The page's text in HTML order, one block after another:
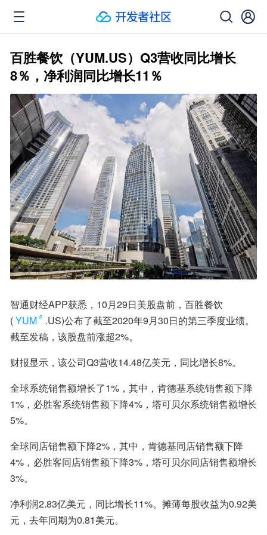
百胜餐饮（YUM.US）Q3营收同比增长
8％，净利润同比增长11％
智通财经APP获悉，10月29日美股盘前，百胜餐饮
(YUM
.US)公布了截至2020年9月30日的第三季度业绩。
截至发稿，该股盘前涨超2%。
财报显示，该公司Q3营收14.48亿美元，同比增长8%。
全球系统销售额增长了1%，其中，肯德基系统销售额下降
1%，必胜客系统销售额下降4%，塔可贝尔系统销售额增长
5%。
全球同店销售额下降2%，其中，肯德基同店销售额下降
4%，必胜客同店销售额下降3%，塔可贝尔同店销售额增长
3%。
净利润2.83亿美元，同比增长11%。摊薄每股收益为0.92美
元，去年同期为0.81美元。